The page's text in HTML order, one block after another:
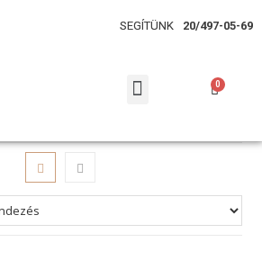
SEGÍTÜNK 20/497-05-69